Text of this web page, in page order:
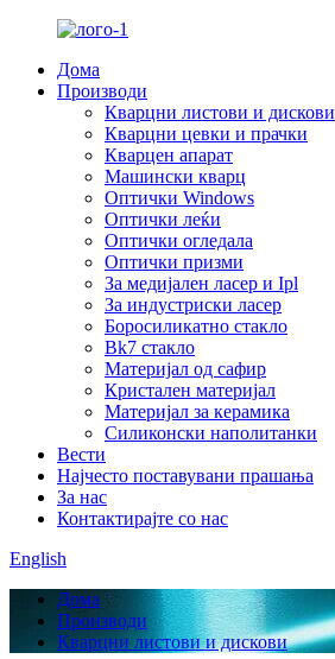
Дома
Производи
Кварцни листови и дискови
Кварцни цевки и прачки
Кварцен апарат
Машински кварц
Оптички Windows
Оптички леќи
Оптички огледала
Оптички призми
За медијален ласер и Ipl
За индустриски ласер
Боросиликатно стакло
Bk7 стакло
Материјал од сафир
Кристален материјал
Материјал за керамика
Силиконски наполитанки
Вести
Најчесто поставувани прашања
За нас
Контактирајте со нас
English
Дома
Производи
Кварцни листови и дискови